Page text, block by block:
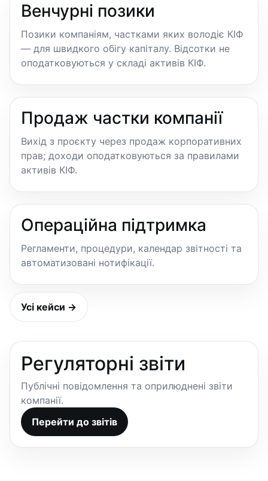
Венчурні позики
Позики компаніям, частками яких володіє КІФ
— для швидкого обігу капіталу. Відсотки не
оподатковуються у складі активів КІФ.
Продаж частки компанії
Вихід з проєкту через продаж корпоративних
прав; доходи оподатковуються за правилами
активів КІФ.
Операційна підтримка
Регламенти, процедури, календар звітності та
автоматизовані нотифікації.
Усі кейси →
Регуляторні звіти
Публічні повідомлення та оприлюднені звіти
компанії.
Перейти до звітів